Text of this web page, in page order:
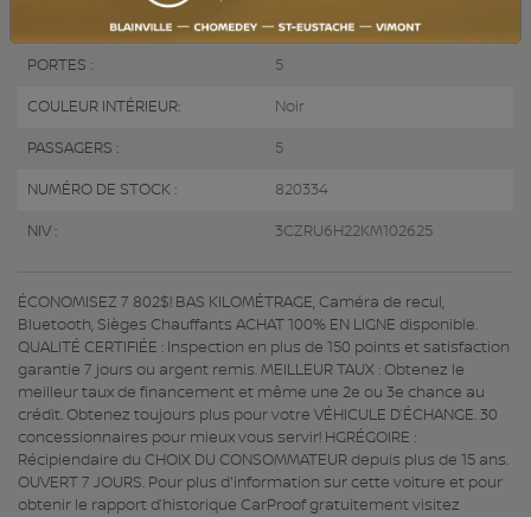
COULEUR EXTÉRIEUR : Rouge (R81)
PORTES : 5
COULEUR INTÉRIEUR: Noir
PASSAGERS : 5
NUMÉRO DE STOCK : 820334
NIV : 3CZRU6H22KM102625
ÉCONOMISEZ 7 802$! BAS KILOMÉTRAGE, Caméra de recul,
Bluetooth, Sièges Chauffants ACHAT 100% EN LIGNE disponible.
QUALITÉ CERTIFIÉE : Inspection en plus de 150 points et satisfaction
garantie 7 jours ou argent remis. MEILLEUR TAUX : Obtenez le
meilleur taux de financement et même une 2e ou 3e chance au
crédit. Obtenez toujours plus pour votre VÉHICULE D’ÉCHANGE. 30
concessionnaires pour mieux vous servir! HGRÉGOIRE :
Récipiendaire du CHOIX DU CONSOMMATEUR depuis plus de 15 ans.
OUVERT 7 JOURS. Pour plus d'information sur cette voiture et pour
obtenir le rapport d’historique CarProof gratuitement visitez